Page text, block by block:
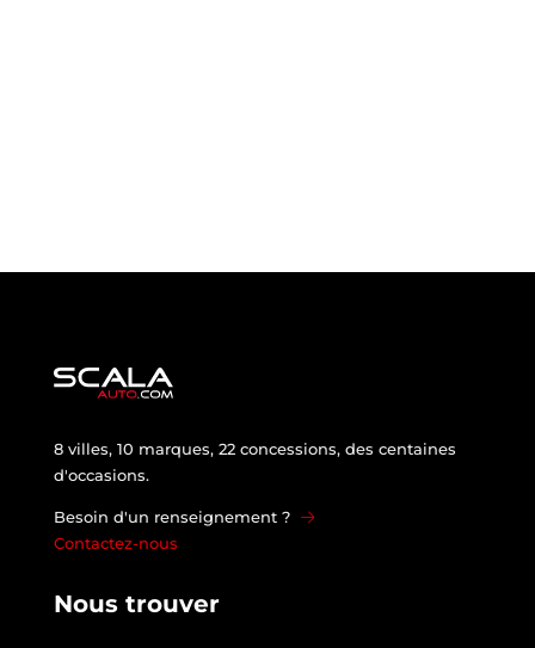
8 villes, 10 marques, 22 concessions, des centaines
d'occasions.
Besoin d'un renseignement ?
Contactez-nous
Nous trouver